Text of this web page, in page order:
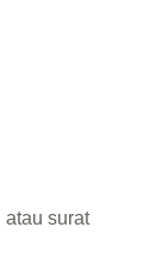
atau surat